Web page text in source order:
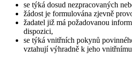
se týká dosud nezpracovaných
žádost je formulována zjevně
žadatel již má požadovanou
dispozici,
se týká vnitřních pokynů
vztahují výhradně k jeho